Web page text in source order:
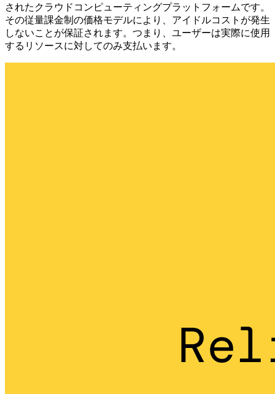
されたクラウドコンピューティングプラットフォームです。
その従量課金制の価格モデルにより、アイドルコストが発生
しないことが保証されます。つまり、ユーザーは実際に使用
するリソースに対してのみ支払います。